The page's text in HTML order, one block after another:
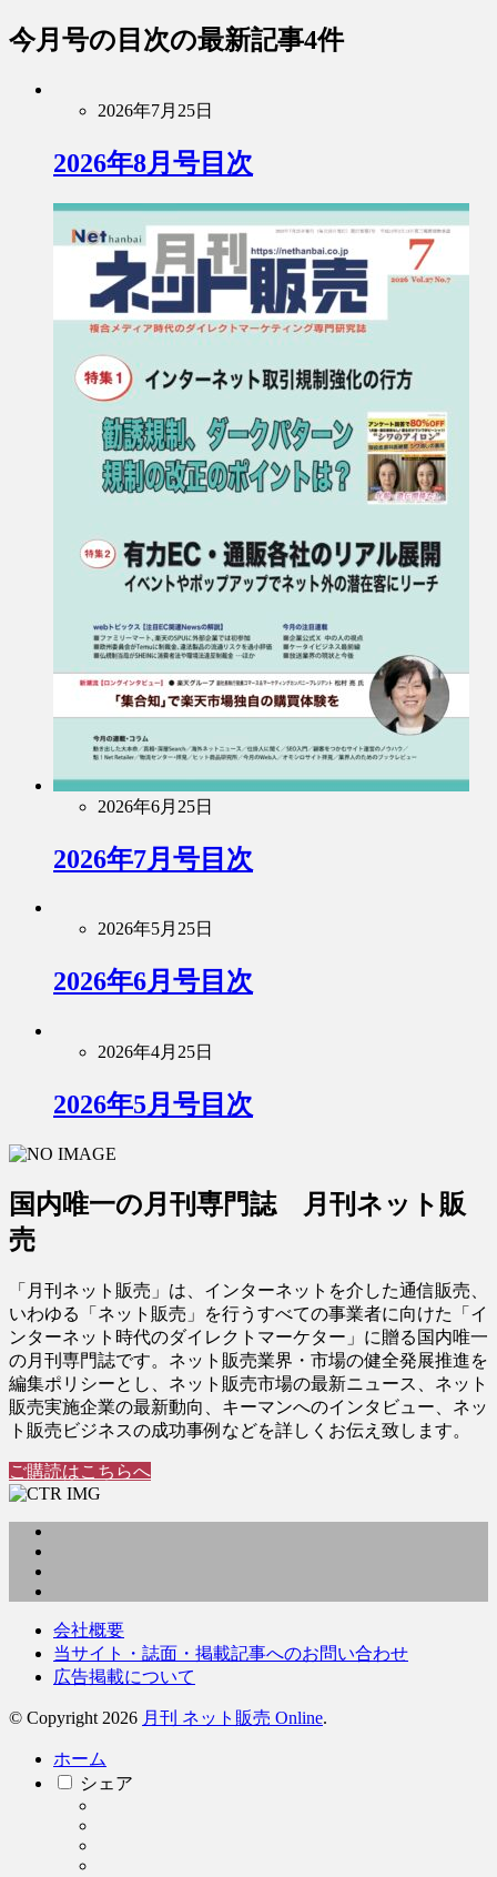
今月号の目次の最新記事4件
2026年7月25日
2026年8月号目次
2026年6月25日
2026年7月号目次
2026年5月25日
2026年6月号目次
2026年4月25日
2026年5月号目次
国内唯一の月刊専門誌 月刊ネット販
売
「月刊ネット販売」は、インターネットを介した通信販売、
いわゆる「ネット販売」を行うすべての事業者に向けた「イ
ンターネット時代のダイレクトマーケター」に贈る国内唯一
の月刊専門誌です。ネット販売業界・市場の健全発展推進を
編集ポリシーとし、ネット販売市場の最新ニュース、ネット
販売実施企業の最新動向、キーマンへのインタビュー、ネッ
ト販売ビジネスの成功事例などを詳しくお伝え致します。
ご購読はこちらへ
会社概要
当サイト・誌面・掲載記事へのお問い合わせ
広告掲載について
© Copyright 2026 月刊 ネット販売 Online.
ホーム
シェア